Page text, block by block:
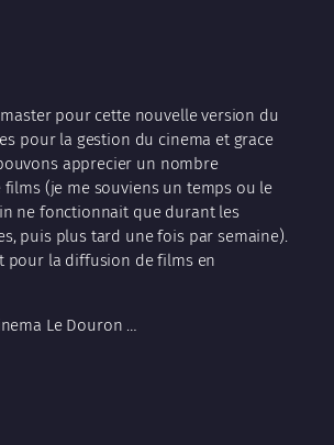
pour cette nouvelle version du
pour la gestion du cinema et grace
apprecier un nombre
(je me souviens un temps ou le
ne fonctionnait que durant les
puis plus tard une fois par semaine).
pour la diffusion de films en
Le Douron …